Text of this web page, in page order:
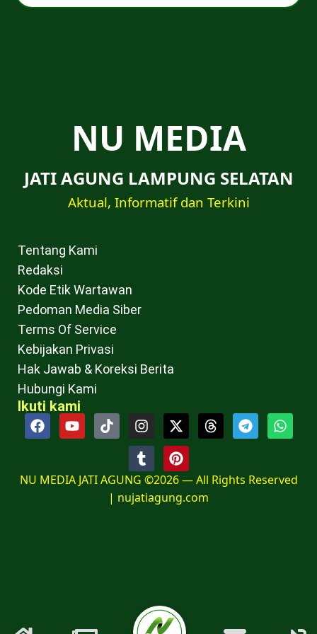
NU MEDIA
JATI AGUNG LAMPUNG SELATAN
Aktual, Informatif dan Terkini
Tentang Kami
Redaksi
Kode Etik Wartawan
Pedoman Media Siber
Terms Of Service
Kebijakan Privasi
Hak Jawab & Koreksi Berita
Hubungi Kami
Ikuti kami
NU MEDIA JATI AGUNG ©2026 — All Rights Reserved
| nujatiagung.com